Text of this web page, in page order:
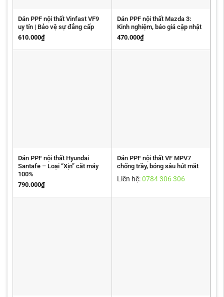
Dán PPF nội thất Vinfast VF9
uy tín | Bảo vệ sự đẳng cấp
610.000₫
Dán PPF nội thất Mazda 3:
Kinh nghiệm, báo giá cập nhật
470.000₫
Dán PPF nội thất Hyundai
Santafe – Loại “Xịn” cắt máy
100%
790.000₫
Dán PPF nội thất VF MPV7
chống trầy, bóng sâu hút mắt
Liên hệ:0784 306 306